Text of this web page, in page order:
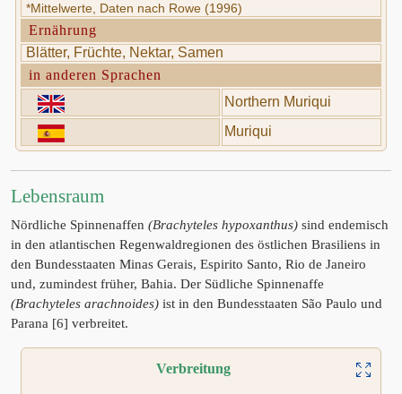
*Mittelwerte, Daten nach Rowe (1996)
Ernährung
Blätter, Früchte, Nektar, Samen
in anderen Sprachen
Northern Muriqui
Muriqui
Lebensraum
Nördliche Spinnenaffen (Brachyteles hypoxanthus) sind endemisch
in den atlantischen Regenwaldregionen des östlichen Brasiliens in
den Bundesstaaten Minas Gerais, Espirito Santo, Rio de Janeiro
und, zumindest früher, Bahia. Der Südliche Spinnenaffe
(Brachyteles arachnoides) ist in den Bundesstaaten São Paulo und
Parana [6] verbreitet.
Verbreitung